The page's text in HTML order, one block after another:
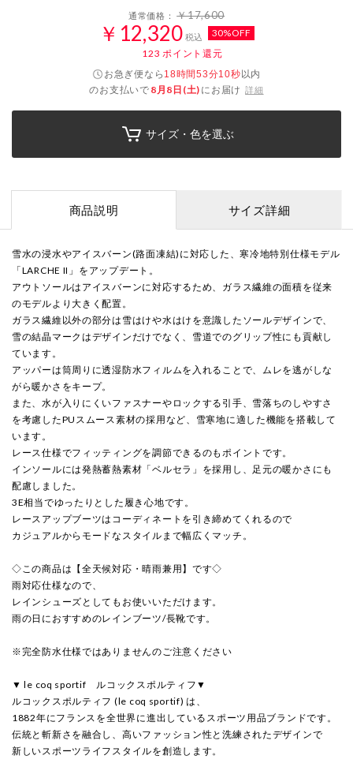
通常価格：￥17,600
￥12,320 税込
30%OFF
123 ポイント還元
お急ぎ便なら 18時間53分10秒以内
のお支払いで 8月8日(土) にお届け 詳細
サイズ・色を選ぶ
商品説明 サイズ詳細
雪水の浸水やアイスバーン(路面凍結)に対応した、寒冷地特別仕様モデル
「LARCHE II」をアップデート。
アウトソールはアイスバーンに対応するため、ガラス繊維の面積を従来
のモデルより大きく配置。
ガラス繊維以外の部分は雪はけや水はけを意識したソールデザインで、
雪の結晶マークはデザインだけでなく、雪道でのグリップ性にも貢献し
ています。
アッパーは筒周りに透湿防水フィルムを入れることで、ムレを逃がしな
がら暖かさをキープ。
また、水が入りにくいファスナーやロックする引手、雪落ちのしやすさ
を考慮したPUスムース素材の採用など、雪寒地に適した機能を搭載して
います。
レース仕様でフィッティングを調節できるのもポイントです。
インソールには発熱蓄熱素材「ベルセラ」を採用し、足元の暖かさにも
配慮しました。
3E相当でゆったりとした履き心地です。
レースアップブーツはコーディネートを引き締めてくれるので
カジュアルからモードなスタイルまで幅広くマッチ。
◇この商品は【全天候対応・晴雨兼用】です◇
雨対応仕様なので、
レインシューズとしてもお使いいただけます。
雨の日におすすめのレインブーツ/長靴です。
※完全防水仕様ではありませんのご注意ください
▼ le coq sportif ルコックスポルティフ▼
ルコックスポルティフ (le coq sportif) は、
1882年にフランスを全世界に進出しているスポーツ用品ブランドです。
伝統と斬新さを融合し、高いファッション性と洗練されたデザインで
新しいスポーツライフスタイルを創造します。